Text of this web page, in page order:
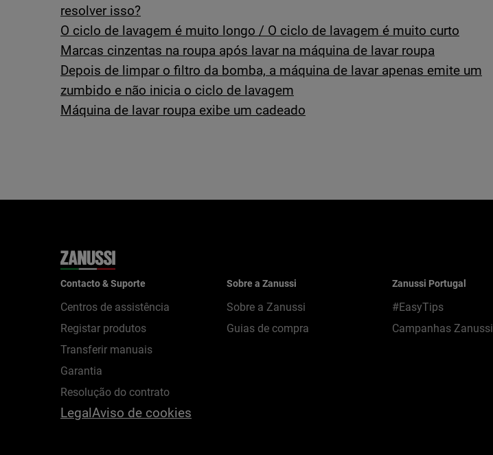
resolver isso?
O ciclo de lavagem é muito longo / O ciclo de lavagem é muito curto
Marcas cinzentas na roupa após lavar na máquina de lavar roupa
Depois de limpar o filtro da bomba, a máquina de lavar apenas emite um
zumbido e não inicia o ciclo de lavagem
Máquina de lavar roupa exibe um cadeado
Contacto & Suporte
Centros de assistência
Registar produtos
Transferir manuais
Garantia
Resolução do contrato
Sobre a Zanussi
Sobre a Zanussi
Guias de compra
Zanussi Portugal
#EasyTips
Campanhas Zanussi
LegalAviso de cookies